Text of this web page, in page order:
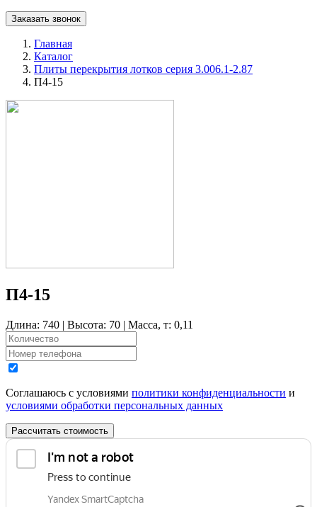
Заказать звонок
Главная
Каталог
Плиты перекрытия лотков серия 3.006.1-2.87
П4-15
П4-15
Длина: 740 | Высота: 70 | Масса, т: 0,11
Соглашаюсь с условиями политики конфиденциальности и
условиями обработки персональных данных
Рассчитать стоимость